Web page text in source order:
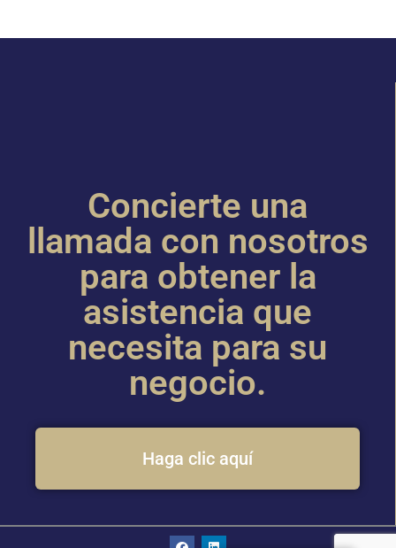
Concierte una
llamada con nosotros
para obtener la
asistencia que
necesita para su
negocio.
Haga clic aquí
F
L